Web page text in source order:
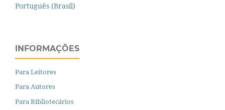
Português (Brasil)
INFORMAÇÕES
Para Leitores
Para Autores
Para Bibliotecários